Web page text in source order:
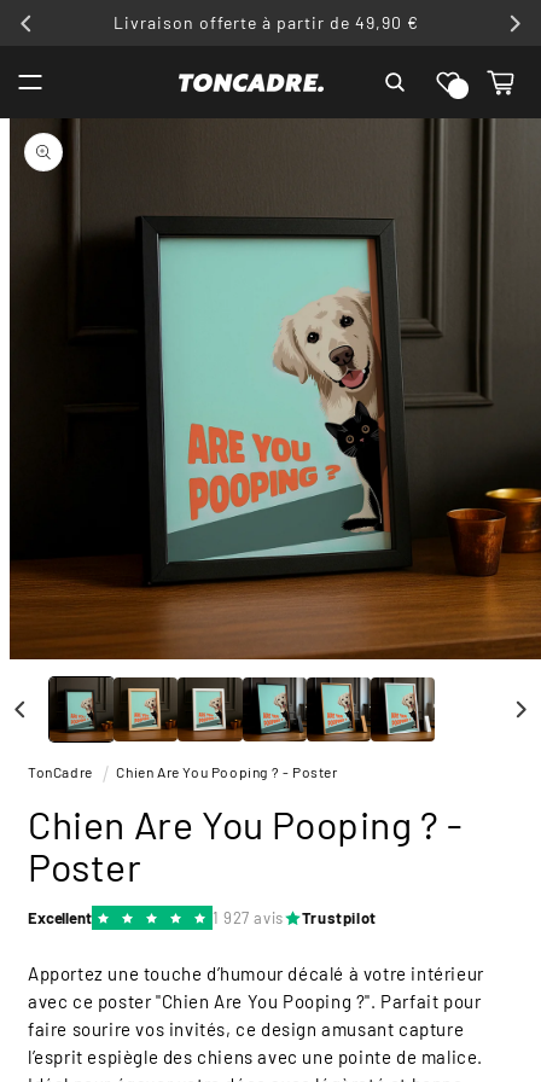
Livraison offerte à partir de 49,90 €
Liste de
souhaits
Panier
PASSER AUX
INFORMATIONS
PRODUITS
média
fenêtre
TonCadre Chien Are You Pooping ? - Poster
Chien Are You Pooping ? -
Poster
Excellent 1 927 avis Trustpilot
Apportez une touche d’humour décalé à votre intérieur
avec ce poster "Chien Are You Pooping ?". Parfait pour
faire sourire vos invités, ce design amusant capture
l’esprit espiègle des chiens avec une pointe de malice.